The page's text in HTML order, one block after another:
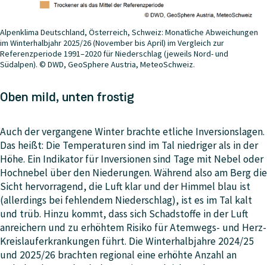
Alpenklima Deutschland, Österreich, Schweiz: Monatliche Abweichungen
im Winterhalbjahr 2025/26 (November bis April) im Vergleich zur
Referenzperiode 1991–2020 für Niederschlag (jeweils Nord- und
Südalpen). © DWD, GeoSphere Austria, MeteoSchweiz.
Oben mild, unten frostig
Auch der vergangene Winter brachte etliche Inversionslagen.
Das heißt: Die Temperaturen sind im Tal niedriger als in der
Höhe. Ein Indikator für Inversionen sind Tage mit Nebel oder
Hochnebel über den Niederungen. Während also am Berg die
Sicht hervorragend, die Luft klar und der Himmel blau ist
(allerdings bei fehlendem Niederschlag), ist es im Tal kalt
und trüb. Hinzu kommt, dass sich Schadstoffe in der Luft
anreichern und zu erhöhtem Risiko für Atemwegs- und Herz-
Kreislauferkrankungen führt. Die Winterhalbjahre 2024/25
und 2025/26 brachten regional eine erhöhte Anzahl an